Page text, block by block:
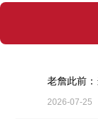
2026-07-25